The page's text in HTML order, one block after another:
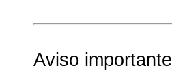
Aviso importante